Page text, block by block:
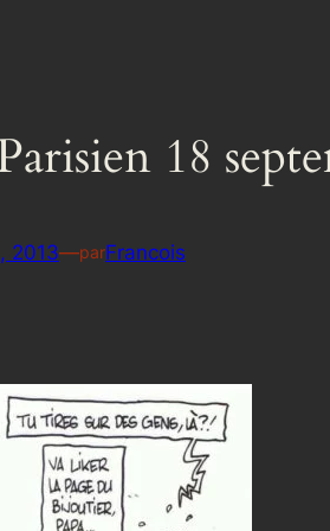
18
2013—parFrancois